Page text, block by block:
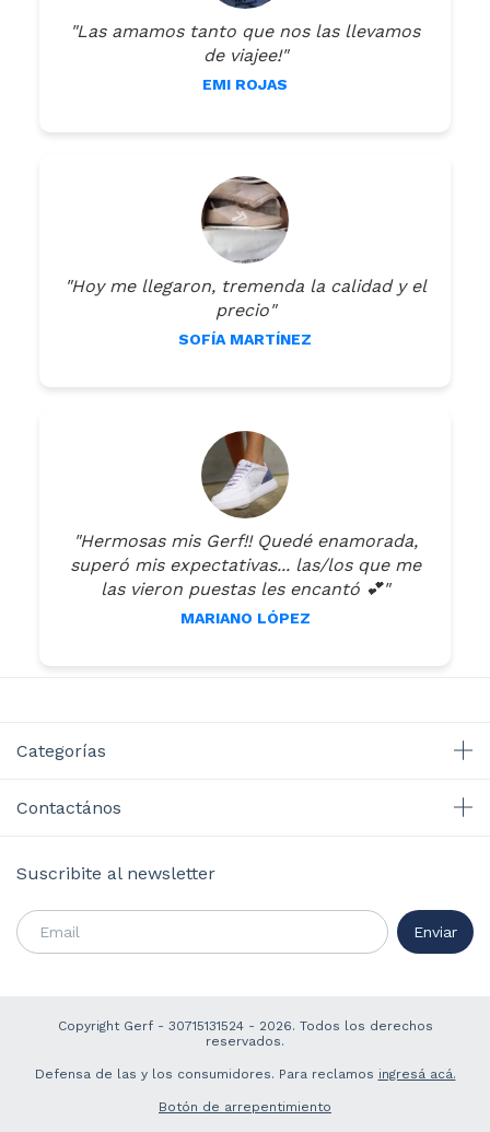
"Las amamos tanto que nos las llevamos
de viajee!"
EMI ROJAS
"Hoy me llegaron, tremenda la calidad y el
precio"
SOFÍA MARTÍNEZ
"Hermosas mis Gerf!! Quedé enamorada,
superó mis expectativas... las/los que me
las vieron puestas les encantó 💕"
MARIANO LÓPEZ
Categorías
Contactános
Suscribite al newsletter
Copyright Gerf - 30715131524 - 2026. Todos los derechos
reservados.
Defensa de las y los consumidores. Para reclamos ingresá acá.
Botón de arrepentimiento